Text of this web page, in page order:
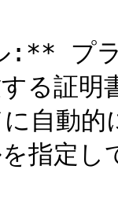
プラ
る証
自動
指定し